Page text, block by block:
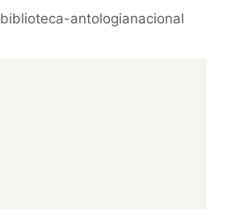
biblioteca-antologianacional